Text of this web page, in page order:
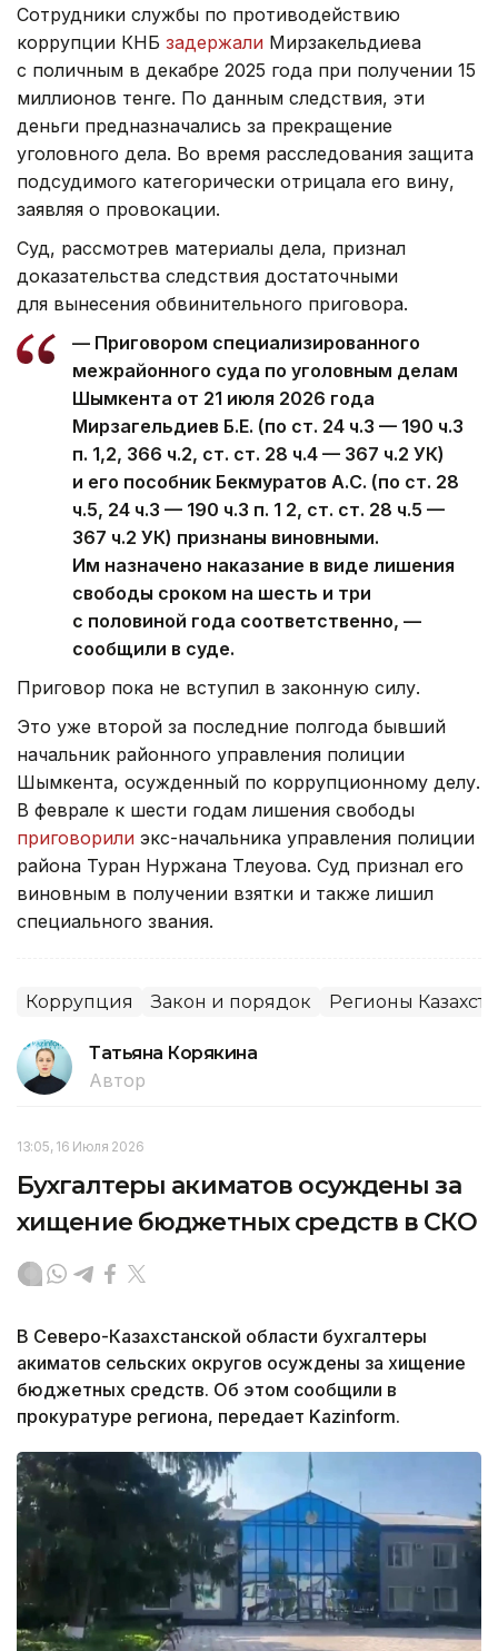
Сотрудники службы по противодействию
коррупции КНБ задержали Мирзакельдиева
с поличным в декабре 2025 года при получении 15
миллионов тенге. По данным следствия, эти
деньги предназначались за прекращение
уголовного дела. Во время расследования защита
подсудимого категорически отрицала его вину,
заявляя о провокации.
Суд, рассмотрев материалы дела, признал
доказательства следствия достаточными
для вынесения обвинительного приговора.
— Приговором специализированного
межрайонного суда по уголовным делам
Шымкента от 21 июля 2026 года
Мирзагельдиев Б.Е. (по ст. 24 ч.3 — 190 ч.3
п. 1,2, 366 ч.2, ст. ст. 28 ч.4 — 367 ч.2 УК)
и его пособник Бекмуратов А.С. (по ст. 28
ч.5, 24 ч.3 — 190 ч.3 п. 1 2, ст. ст. 28 ч.5 —
367 ч.2 УК) признаны виновными.
Им назначено наказание в виде лишения
свободы сроком на шесть и три
с половиной года соответственно, —
сообщили в суде.
Приговор пока не вступил в законную силу.
Это уже второй за последние полгода бывший
начальник районного управления полиции
Шымкента, осужденный по коррупционному делу.
В феврале к шести годам лишения свободы
приговорили экс-начальника управления полиции
района Туран Нуржана Тлеуова. Суд признал его
виновным в получении взятки и также лишил
специального звания.
Коррупция Закон и порядок Регионы
Татьяна Корякина
Автор
13:05, 16 Июля 2026
Бухгалтеры акиматов осуждены за
хищение бюджетных средств в СКО
В Северо-Казахстанской области бухгалтеры
акиматов сельских округов осуждены за хищение
бюджетных средств. Об этом сообщили в
прокуратуре региона, передает Kazinform.